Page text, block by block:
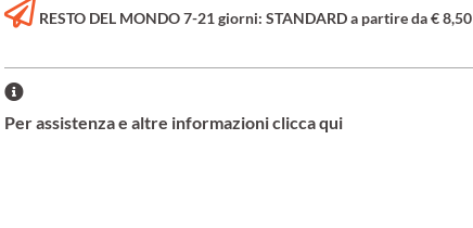
RESTO DEL MONDO 7-21 giorni: STANDARD a partire da € 8,50
Per assistenza e altre informazioni clicca qui